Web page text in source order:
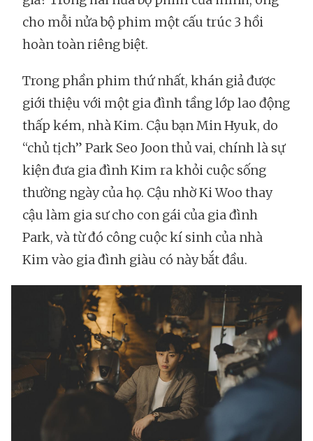
cho mỗi nửa bộ phim một cấu trúc 3 hồi
hoàn toàn riêng biệt.
Trong phần phim thứ nhất, khán giả được
giới thiệu với một gia đình tầng lớp lao động
thấp kém, nhà Kim. Cậu bạn Min Hyuk, do
“chủ tịch” Park Seo Joon thủ vai, chính là sự
kiện đưa gia đình Kim ra khỏi cuộc sống
thường ngày của họ. Cậu nhờ Ki Woo thay
cậu làm gia sư cho con gái của gia đình
Park, và từ đó công cuộc kí sinh của nhà
Kim vào gia đình giàu có này bắt đầu.